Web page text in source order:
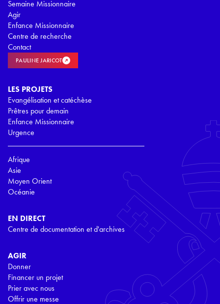
Semaine Missionnaire
Agir
Enfance Missionnaire
Centre de recherche
Contact
PAULINE JARICOT
LES PROJETS
Evangélisation et catéchèse
Prêtres pour demain
Enfance Missionnaire
Urgence
Afrique
Asie
Moyen Orient
Océanie
EN DIRECT
Centre de documentation et d'archives
AGIR
Donner
Financer un projet
Prier avec nous
Offrir une messe